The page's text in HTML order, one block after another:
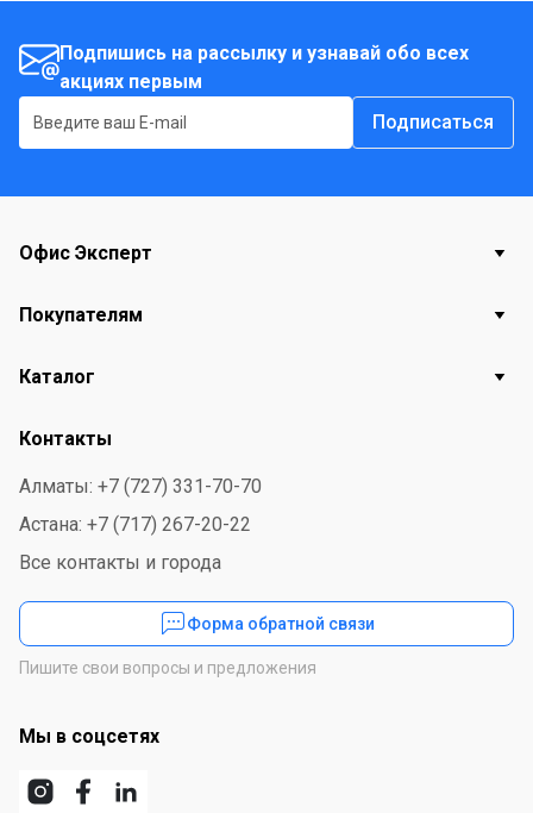
без срывов и жестких ограничений.
Подпишись на рассылку и узнавай обо всех
акциях первым
Подписаться
Офис Эксперт
Покупателям
Каталог
Контакты
Алматы: +7 (727) 331-70-70
Астана: +7 (717) 267-20-22
Все контакты и города
Форма обратной связи
Пишите свои вопросы и предложения
Мы в соцсетях